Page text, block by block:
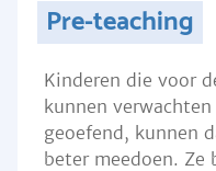
Pre-teaching
Kinderen die voor
kunnen
geoefend, kunnen
beter meedoen. Ze